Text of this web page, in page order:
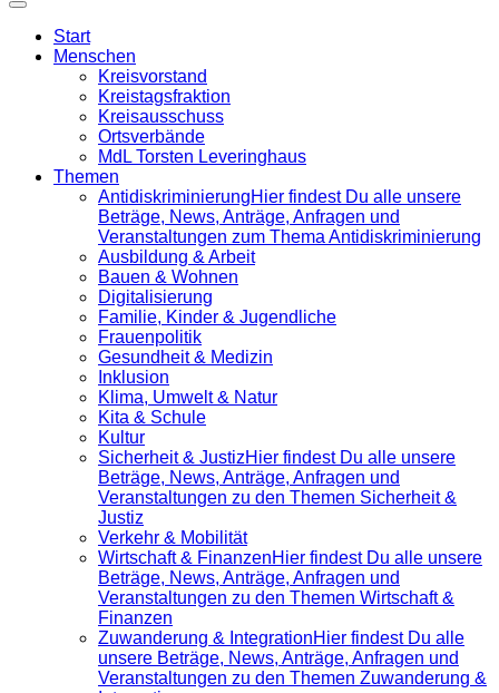
Start
Menschen
Kreisvorstand
Kreistagsfraktion
Kreisausschuss
Ortsverbände
MdL Torsten Leveringhaus
Themen
Antidiskrimi­nierungHier findest Du alle unsere
Beträge, News, Anträge, Anfragen und
Veranstaltungen zum Thema Antidiskriminierung
Ausbildung & Arbeit
Bauen & Wohnen
Digitalisierung
Familie, Kinder & Jugendliche
Frauenpolitik
Gesundheit & Medizin
Inklusion
Klima, Umwelt & Natur
Kita & Schule
Kultur
Sicherheit & JustizHier findest Du alle unsere
Beträge, News, Anträge, Anfragen und
Veranstaltungen zu den Themen Sicherheit &
Justiz
Verkehr & Mobilität
Wirtschaft & FinanzenHier findest Du alle unsere
Beträge, News, Anträge, Anfragen und
Veranstaltungen zu den Themen Wirtschaft &
Finanzen
Zuwanderung & IntegrationHier findest Du alle
unsere Beträge, News, Anträge, Anfragen und
Veranstaltungen zu den Themen Zuwanderung &